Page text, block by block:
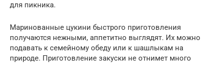
для пикника.
Маринованные цукини быстрого приготовления
получаются нежными, аппетитно выглядят. Их можно
подавать к семейному обеду или к шашлыкам на
природе. Приготовление закуски не отнимет много